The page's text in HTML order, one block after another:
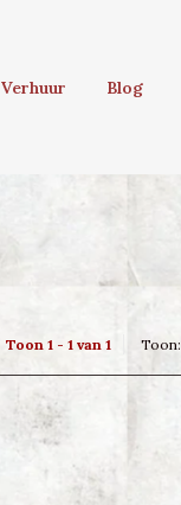
Verhuur
Blog
Toon 1 - 1 van 1 Toon: